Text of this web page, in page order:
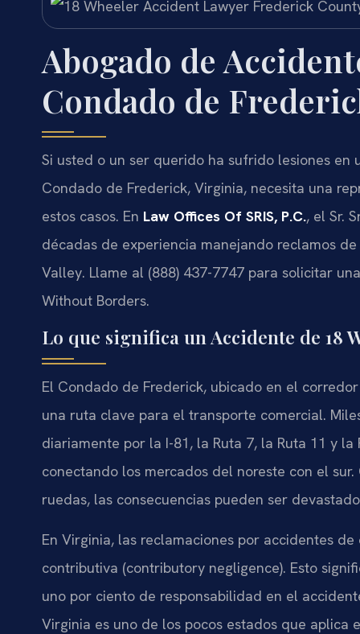
Abogado de
Condado de
Si usted o un ser querido ha sufrido lesiones
Condado de Frederick, Virginia, necesita una
estos casos. En Law Offices Of SRIS, P.C., el Sr.
décadas de experiencia manejando reclamos
Valley. Llame al (888) 437-7747 para solicitar
Without Borders.
Lo que significa un Accidente de 18
El Condado de Frederick, ubicado en el
una ruta clave para el transporte comercial.
diariamente por la I-81, la Ruta 7, la Ruta 11 y
conectando los mercados del noreste con el
ruedas, las consecuencias pueden ser
En Virginia, las reclamaciones por accidentes
contributiva (contributory negligence). Esto
uno por ciento de responsabilidad en el
Virginia es uno de los pocos estados que